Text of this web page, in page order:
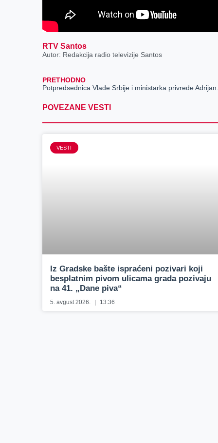
RTV Santos
Autor: Redakcija radio televizije Santos
PRETHODNO
POVEZANE VESTI
VESTI
Iz Gradske bašte ispraćeni pozivari koji
besplatnim pivom ulicama grada pozivaju
na 41. „Dane piva“
5. avgust 2026. 13:36